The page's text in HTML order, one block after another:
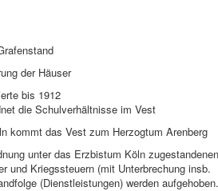
der Häuser
bis 1912
die Schulverhältnisse im Vest
kommt das Vest zum Herzogtum Arenberg
unter das Erzbistum Köln zugestandenen
und Kriegssteuern (mit Unterbrechung insb.
(Dienstleistungen) werden aufgehoben.